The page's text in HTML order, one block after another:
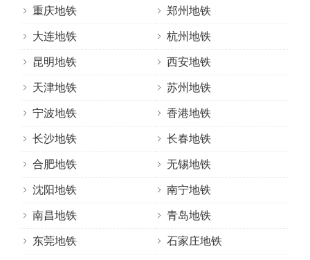
重庆地铁 郑州地铁
大连地铁 杭州地铁
昆明地铁 西安地铁
天津地铁 苏州地铁
宁波地铁 香港地铁
长沙地铁 长春地铁
合肥地铁 无锡地铁
沈阳地铁 南宁地铁
南昌地铁 青岛地铁
东莞地铁 石家庄地铁